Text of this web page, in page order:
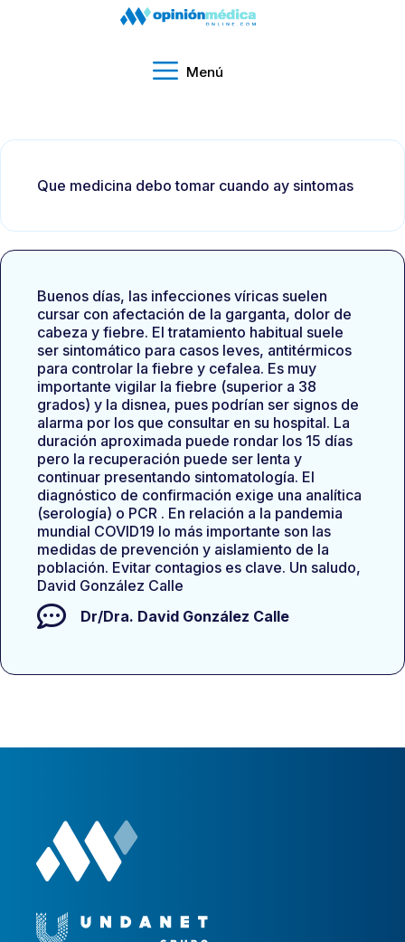
Menú
Que medicina debo tomar cuando ay sintomas
Buenos días, las infecciones víricas suelen
cursar con afectación de la garganta, dolor de
cabeza y fiebre. El tratamiento habitual suele
ser sintomático para casos leves, antitérmicos
para controlar la fiebre y cefalea. Es muy
importante vigilar la fiebre (superior a 38
grados) y la disnea, pues podrían ser signos de
alarma por los que consultar en su hospital. La
duración aproximada puede rondar los 15 días
pero la recuperación puede ser lenta y
continuar presentando sintomatología. El
diagnóstico de confirmación exige una analítica
(serología) o PCR . En relación a la pandemia
mundial COVID19 lo más importante son las
medidas de prevención y aislamiento de la
población. Evitar contagios es clave. Un saludo,
David González Calle
Dr/Dra. David González Calle